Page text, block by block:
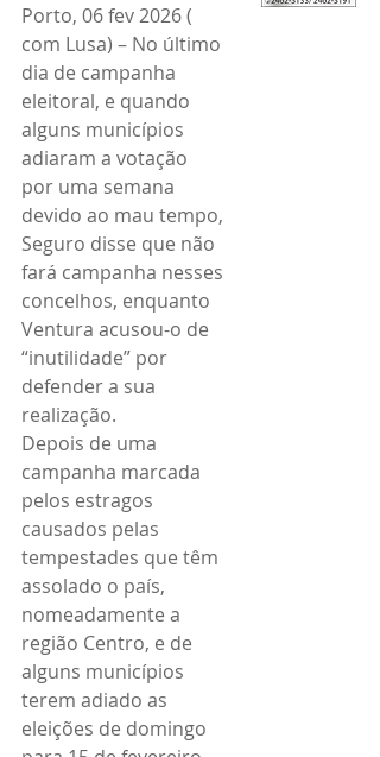
Porto, 06 fev 2026 (
com Lusa) – No último
dia de campanha
eleitoral, e quando
alguns municípios
adiaram a votação
por uma semana
devido ao mau tempo,
Seguro disse que não
fará campanha nesses
concelhos, enquanto
Ventura acusou-o de
“inutilidade” por
defender a sua
realização.
Depois de uma
campanha marcada
pelos estragos
causados pelas
tempestades que têm
assolado o país,
nomeadamente a
região Centro, e de
alguns municípios
terem adiado as
eleições de domingo